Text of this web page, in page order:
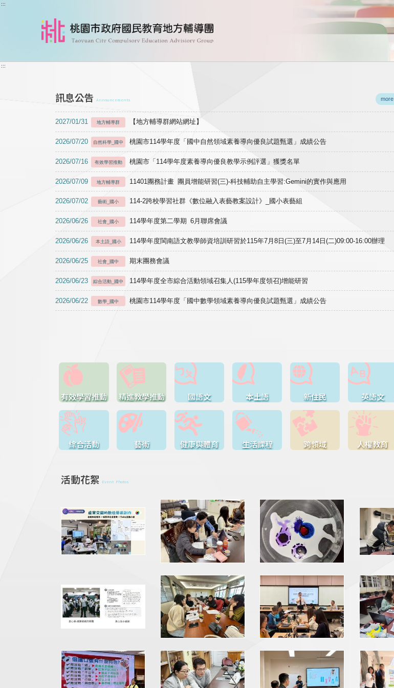
跳到主要內容
:::
:::
訊息公告 Announcements more
2027/01/31 地方輔導群 【地方輔導群網站網址】
2026/07/20 自然科學_國中 桃園市114學年度「國中自然領域素養導向優良試題甄選」成績公告
2026/07/16 有效學習推動 桃園市「114學年度素養導向優良教學示例評選」獲獎名單
2026/07/09 地方輔導群 11401團務計畫 團員增能研習(三)-科技輔助自主學習:Gemini的實作與應用
2026/07/02 藝術_國小 114-2跨校學習社群《數位融入表藝教案設計》_國小表藝組
2026/06/26 社會_國小 114學年度第二學期 6月聯席會議
2026/06/26 本土語_國小 114學年度閩南語文教學師資培訓研習於115年7月8日(三)至7月14日(二)09:00-16:00辦理
2026/06/25 社會_國中 期末團務會議
2026/06/23 綜合活動_國中 114學年度全市綜合活動領域召集人(115學年度領召)增能研習
2026/06/22 數學_國中 桃園市114學年度「國中數學領域素養導向優良試題甄選」成績公告
有效學習推動 精進教學推動 國語文 本土語 新住民 英語文
綜合活動 藝術 健康與體育 生活課程 跨領域 人權教育
活動花絮 Event Photos